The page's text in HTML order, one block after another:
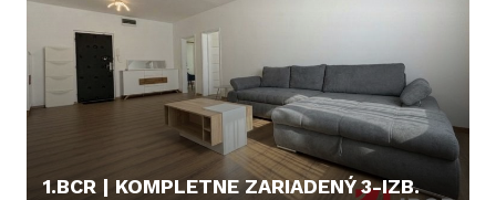
1.BCR | KOMPLETNE ZARIADENÝ 3-IZB.